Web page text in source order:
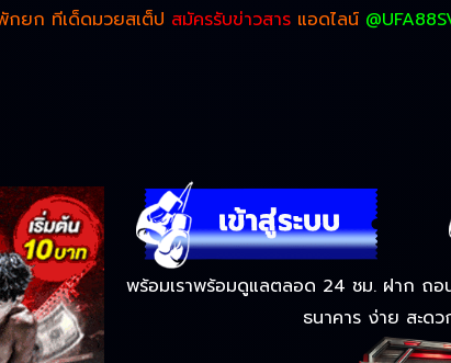
ยก ทีเด็ดมวยสเต็ป สมัครรับข่าวสารแอดไลน์
พร้อมเราพร้อมดูแลตลอด 24 ชม. ฝาก ถ
ธนาคาร ง่าย สะด